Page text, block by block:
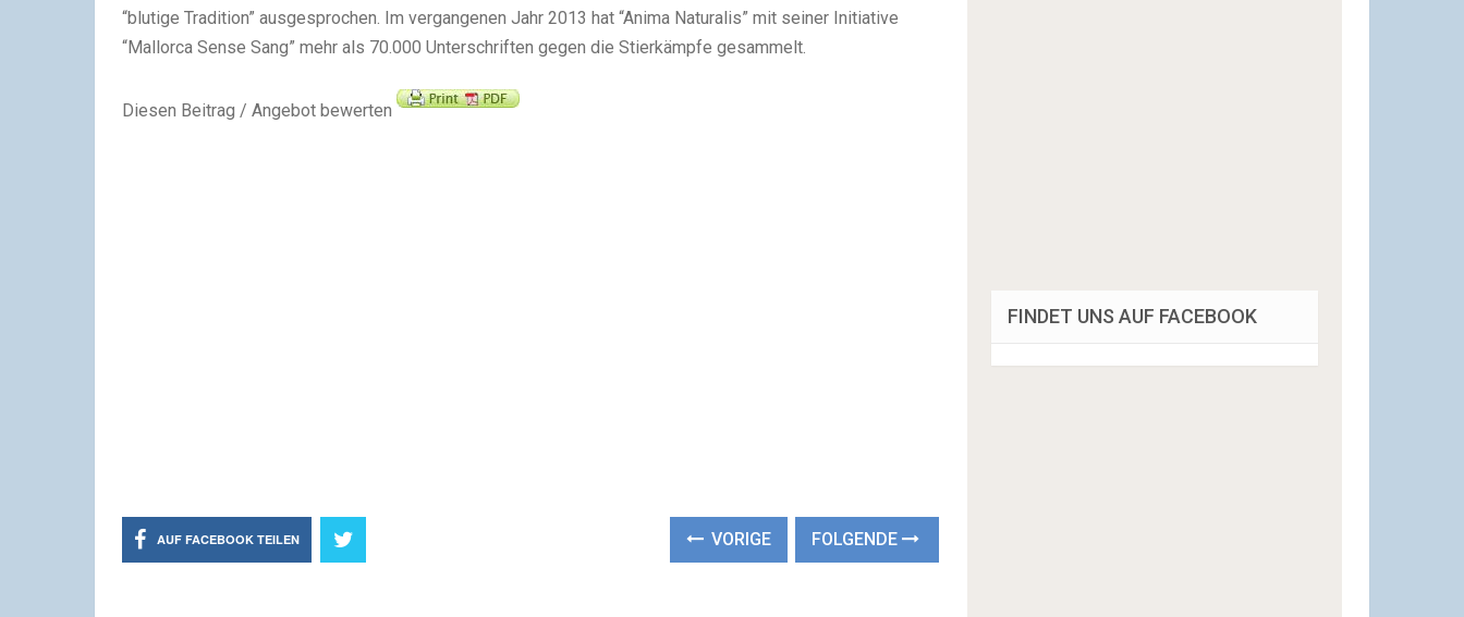
“blutige Tradition” ausgesprochen. Im vergangenen Jahr 2013 hat “Anima Naturalis” mit seiner Initiative
“Mallorca Sense Sang” mehr als 70.000 Unterschriften gegen die Stierkämpfe gesammelt.
Diesen Beitrag / Angebot bewerten
AUF FACEBOOK TEILEN VORIGE FOLGENDE
FINDET UNS AUF FACEBOOK